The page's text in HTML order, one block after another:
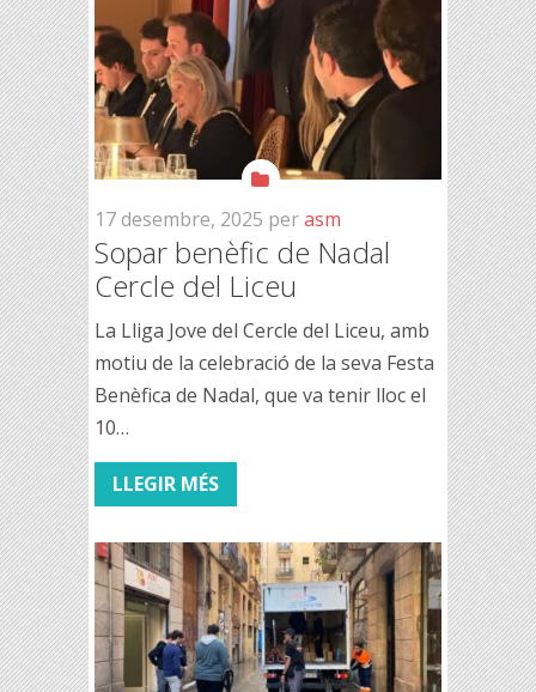
17 desembre, 2025 perasm
Sopar benèfic de Nadal
Cercle del Liceu
La Lliga Jove del Cercle del Liceu, amb
motiu de la celebració de la seva Festa
Benèfica de Nadal, que va tenir lloc el
10…
LLEGIR MÉS